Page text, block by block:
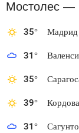
Мостолес—
35° Мадрид
31°
35°
39° Кордова
31° Сагунто